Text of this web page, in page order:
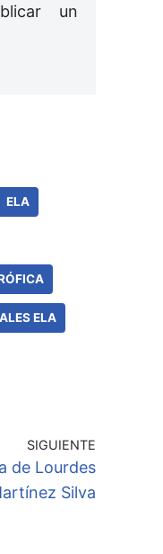
un
ELA
ELA
SIGUIENTE
de Lourdes
Silva